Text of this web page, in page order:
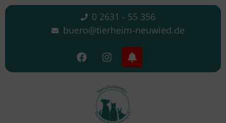
0 2631 - 55 356
buero@tierheim-neuwied.de